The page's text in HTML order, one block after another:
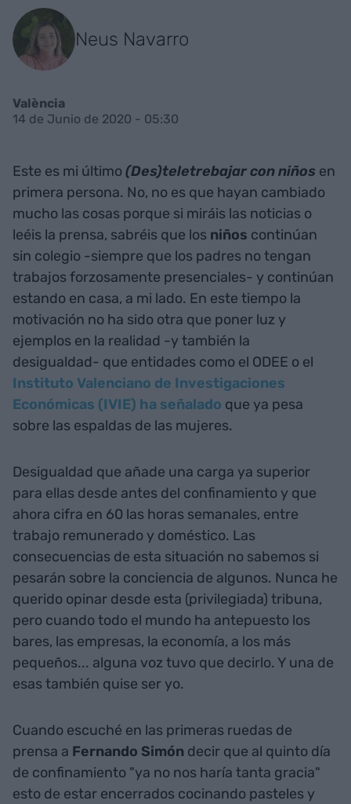
Neus Navarro
València
14 de Junio de 2020 - 05:30
Este es mi último(Des)teletrebajar con niños en
primera persona. No, no es que hayan cambiado
mucho las cosas porque si miráis las noticias o
leéis la prensa, sabréis que los niños continúan
sin colegio -siempre que los padres no tengan
trabajos forzosamente presenciales- y continúan
estando en casa, a mi lado. En este tiempo la
motivación no ha sido otra que poner luz y
ejemplos en la realidad -y también la
desigualdad- que entidades como el ODEE o el
Instituto Valenciano de Investigaciones
Económicas (IVIE) ha señalado que ya pesa
sobre las espaldas de las mujeres.
Desigualdad que añade una carga ya superior
para ellas desde antes del confinamiento y que
ahora cifra en 60 las horas semanales, entre
trabajo remunerado y doméstico. Las
consecuencias de esta situación no sabemos si
pesarán sobre la conciencia de algunos. Nunca he
querido opinar desde esta (privilegiada) tribuna,
pero cuando todo el mundo ha antepuesto los
bares, las empresas, la economía, a los más
pequeños... alguna voz tuvo que decirlo. Y una de
esas también quise ser yo.
Cuando escuché en las primeras ruedas de
prensa a Fernando Simón decir que al quinto día
de confinamiento "ya no nos haría tanta gracia"
esto de estar encerrados cocinando pasteles y